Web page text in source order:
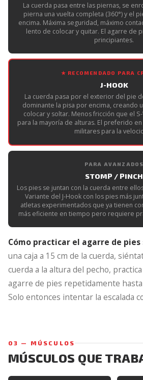
La cuerda pasa entre las piernas, se
pierna una vuelta completa (360°) y el
encima. Máxima seguridad, máximo
lento de colocar y quitar. El agarre de
principiantes.
★ RECOMENDADO PARA
J-HOOK
La cuerda pasa por el exterior del pie
dominante la pisa por encima, creando
colocar y soltar. Menos fricción que el
para la mayoría de alturas. El preferido
militares para la
PARA AVANZADOS
STOMP / PINCH
Los pies se juntan con la cuerda entre
Variante del J-Hook con los pies más
atletas experimentados que ya tienen
más eficiente en tiempo pero requiere
Cómo practicar el agarre de pies
una caja a 15 cm de la cuerda,
cuerda a la altura del pecho,
agarre de pies repetidamente
Solo entonces intentar la escalada
03 — MÚSCULOS
MÚSCULOS QUE